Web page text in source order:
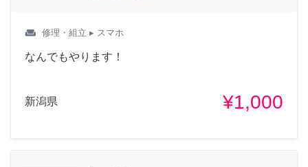
weekend 修理・組立 ▸ スマホ
なんでもやります！
新潟県 ¥1,000